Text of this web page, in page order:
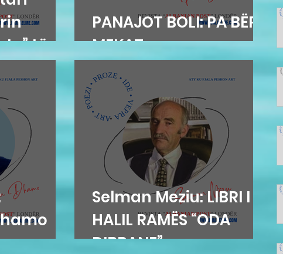
të
PANAJOT BOLI: PA BËRË
MEKAT...
Selman Meziu: LIBRI I
HALIL RAMËS “ODA
DIBRANE”